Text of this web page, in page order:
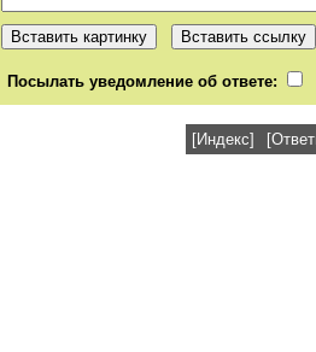
Посылать уведомление об ответе:
[Индекс]